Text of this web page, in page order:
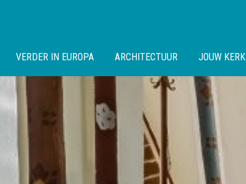
VERDER IN EUROPA ARCHITECTUUR JOUW KERK